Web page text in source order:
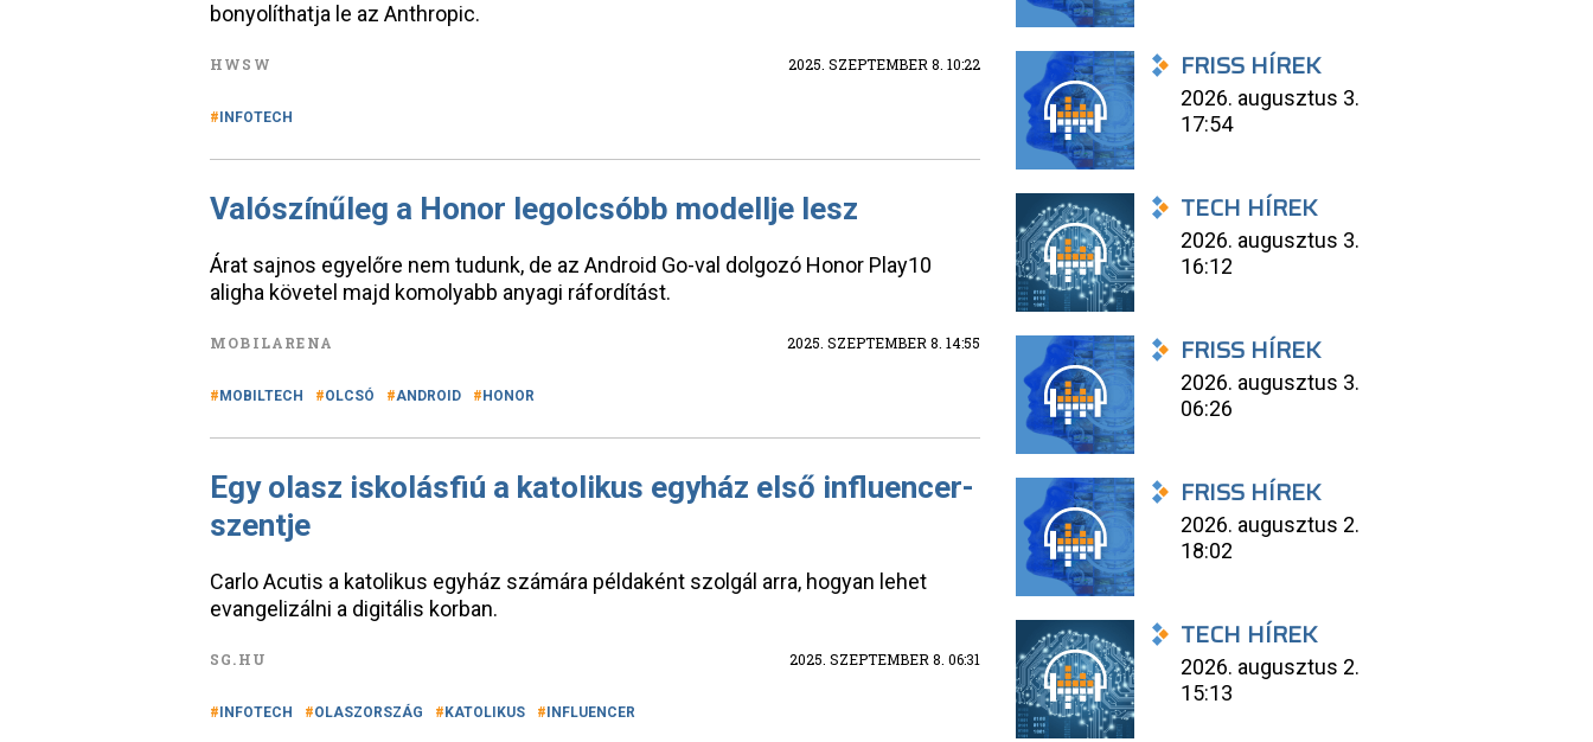
bonyolíthatja le az Anthropic.
HWSW 2025. SZEPTEMBER 8. 10:22
INFOTECH
Valószínűleg a Honor legolcsóbb modellje lesz
Árat sajnos egyelőre nem tudunk, de az Android Go-val dolgozó Honor Play10
aligha követel majd komolyabb anyagi ráfordítást.
MOBILARENA 2025. SZEPTEMBER 8. 14:55
MOBILTECH OLCSÓ ANDROID HONOR
Egy olasz iskolásfiú a katolikus egyház első influencer-
szentje
Carlo Acutis a katolikus egyház számára példaként szolgál arra, hogyan lehet
evangelizálni a digitális korban.
SG.HU 2025. SZEPTEMBER 8. 06:31
INFOTECH OLASZORSZÁG KATOLIKUS INFLUENCER
FRISS HÍREK
2026. augusztus 3.
17:54
TECH HÍREK
2026. augusztus 3.
16:12
FRISS HÍREK
2026. augusztus 3.
06:26
FRISS HÍREK
2026. augusztus 2.
18:02
TECH HÍREK
2026. augusztus 2.
15:13